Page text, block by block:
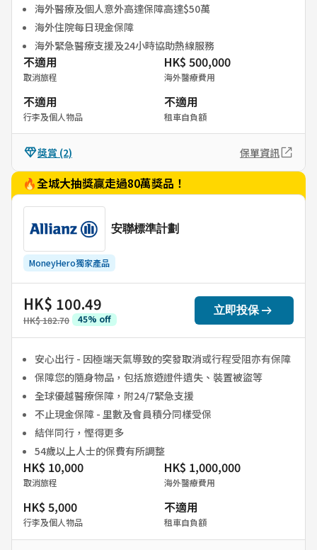
海外醫療及個人意外高達保障高達$50萬
海外住院每日現金保障
海外緊急醫療支援及24小時協助熱線服務
不適用
取消旅程
HK$ 500,000
海外醫療費用
不適用
行李及個人物品
不適用
租車自負額
獎賞 (2) 保單資訊
🔥全城大抽獎贏走過80萬獎品！
安聯標準計劃
MoneyHero獨家產品
HK$ 100.49
HK$ 182.70 45% off
立即投保arrow_right_alt
安心出行 - 因極端天氣導致的突發取消或行程受阻亦有保障
保障您的隨身物品，包括旅遊證件遺失、裝置被盜等
全球優越醫療保障，附24/7緊急支援
不止現金保障 - 里數及會員積分同樣受保
結伴同行，慳得更多
54歲以上人士的保費有所調整
HK$ 10,000
取消旅程
HK$ 1,000,000
海外醫療費用
HK$ 5,000
行李及個人物品
不適用
租車自負額